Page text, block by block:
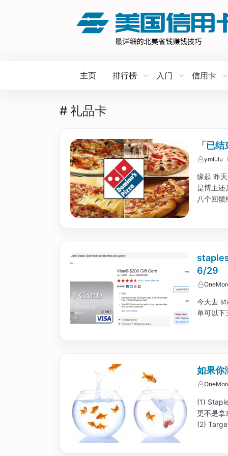
主页 排行榜 入门 信用卡
# 礼品卡
「已
ymlulu
缘起 昨
是博主还
八个回馈
6/29
今天去
单可以下
如果你
(1)
更不是拿
(2)